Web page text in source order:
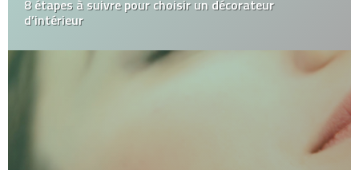
8 étapes à suivre pour choisir un décorateur
d’intérieur